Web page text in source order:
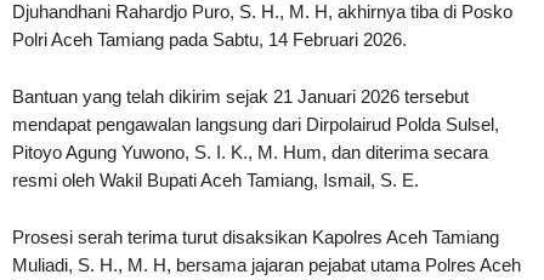
Djuhandhani Rahardjo Puro, S. H., M. H, akhirnya tiba di Posko
Polri Aceh Tamiang pada Sabtu, 14 Februari 2026.
Bantuan yang telah dikirim sejak 21 Januari 2026 tersebut
mendapat pengawalan langsung dari Dirpolairud Polda Sulsel,
Pitoyo Agung Yuwono, S. I. K., M. Hum, dan diterima secara
resmi oleh Wakil Bupati Aceh Tamiang, Ismail, S. E.
Prosesi serah terima turut disaksikan Kapolres Aceh Tamiang
Muliadi, S. H., M. H, bersama jajaran pejabat utama Polres Aceh